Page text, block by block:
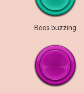
Bees buzzing